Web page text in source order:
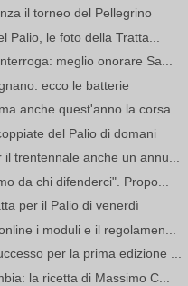
il torneo del Pellegrino
Palio, le foto della Tratta...
meglio onorare Sa...
ecco le batterie
anche quest'anno la corsa ...
del Palio di domani
il trentennale anche un annu...
da chi difenderci". Propo...
per il Palio di venerdì
i moduli e il regolamen...
per la prima edizione ...
la ricetta di Massimo C...